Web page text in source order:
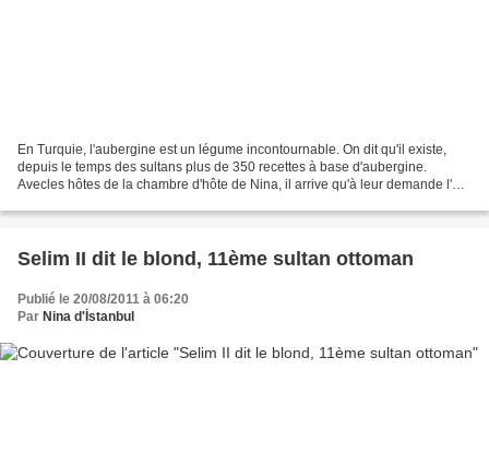
En Turquie, l'aubergine est un légume incontournable. On dit qu'il existe,
depuis le temps des sultans plus de 350 recettes à base d'aubergine.
Avecles hôtes de la chambre d'hôte de Nina, il arrive qu'à leur demande l'on
Selim II dit le blond, 11ème sultan ottoman
Publié le 20/08/2011 à 06:20
Par Nina d'İstanbul